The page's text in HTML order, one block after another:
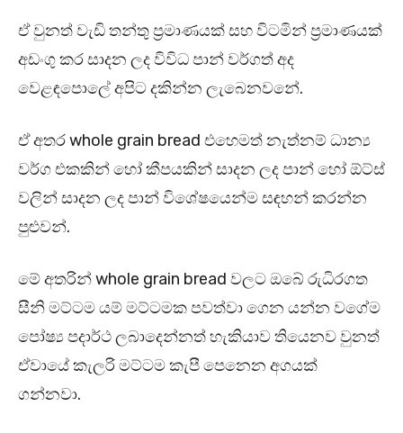
ඒ වුනත් වැඩි තන්තු ප්‍රමාණයක් සහ විටමින් ප්‍රමාණයක්
අඩංගු කර සාදන ලද විවිධ පාන් වර්ගත් අද
වෙළඳපොලේ අපිට දකින්න ලැබෙනවනේ.
ඒ අතර whole grain bread එහෙමත් නැත්නම් ධාන්‍ය
වර්ග එකකින් හෝ කීපයකින් සාදන ලද පාන් හෝ ඕට්ස්
වලින් සාදන ලද පාන් විශේෂයෙන්ම සඳහන් කරන්න
පුළුවන්.
මේ අතරින් whole grain bread වලට ඔබේ රුධිරගත
සීනි මට්ටම යම් මට්ටමක පවත්වා ගෙන යන්න වගේම
පෝෂ්‍ය පදාර්ථ ලබාදෙන්නත් හැකියාව තියෙනව වුනත්
ඒවායේ කැලරි මට්ටම කැපී පෙනෙන අගයක්
ගන්නවා.